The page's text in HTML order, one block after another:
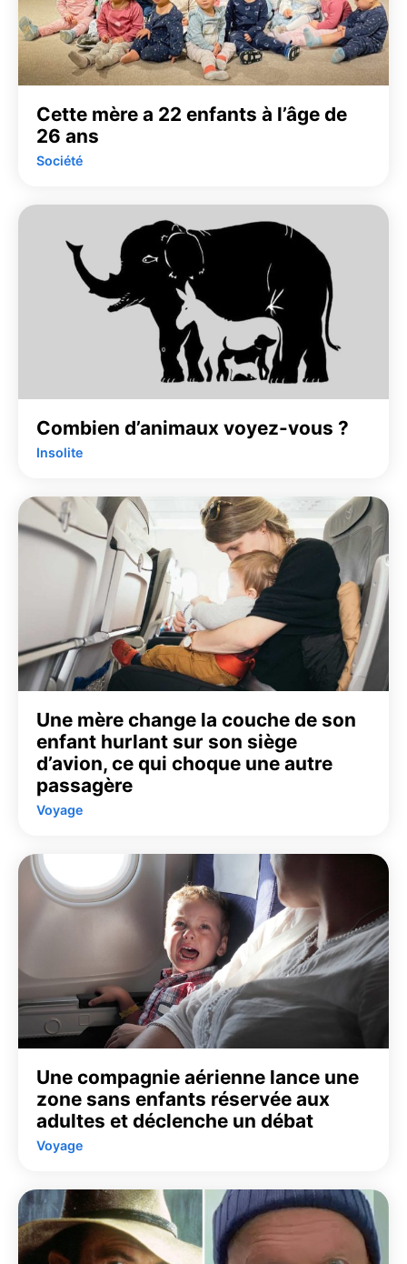
Cette mère a 22 enfants à l’âge de
26 ans
Société
Combien d’animaux voyez-vous ?
Insolite
Une mère change la couche de son
enfant hurlant sur son siège
d’avion, ce qui choque une autre
passagère
Voyage
Une compagnie aérienne lance une
zone sans enfants réservée aux
adultes et déclenche un débat
Voyage